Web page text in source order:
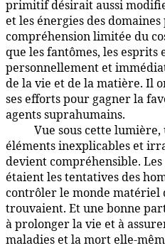
primitif désirait aussi
et les énergies des domaines
compréhension limitée du
que les fantômes, les esprits
personnellement et
de la vie et de la matière. Il
ses efforts pour gagner la
agents suprahumains.
Vue sous cette
éléments inexplicables et
devient compréhensible.
étaient les tentatives des
contrôler le monde matériel
trouvaient. Et une bonne
à prolonger la vie et à
maladies et la mort elle-